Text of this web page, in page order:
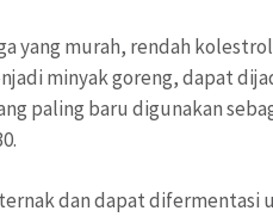
yang murah, rendah
minyak goreng, dapat
paling baru digunakan
dan dapat difermentasi